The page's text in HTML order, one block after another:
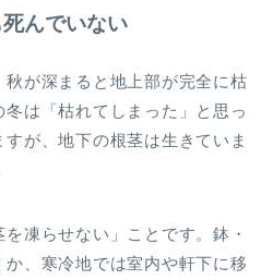
んでいない
が深まると地上部が完全に枯
は「枯れてしまった」と思っ
が、地下の根茎は生きていま
凍らせない」ことです。鉢・
、寒冷地では室内や軒下に移